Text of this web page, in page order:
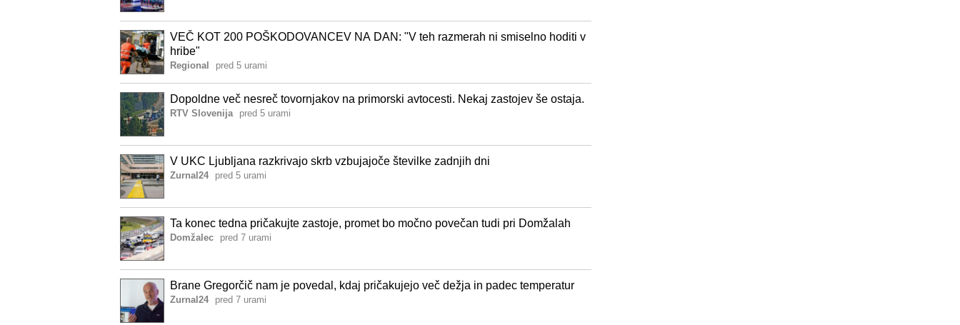
VEČ KOT 200 POŠKODOVANCEV NA DAN: "V teh razmerah ni smiselno hoditi v
hribe"
Regional pred 5 urami
Dopoldne več nesreč tovornjakov na primorski avtocesti. Nekaj zastojev še ostaja.
RTV Slovenija pred 5 urami
V UKC Ljubljana razkrivajo skrb vzbujajoče številke zadnjih dni
Zurnal24 pred 5 urami
Ta konec tedna pričakujte zastoje, promet bo močno povečan tudi pri Domžalah
Domžalec pred 7 urami
Brane Gregorčič nam je povedal, kdaj pričakujejo več dežja in padec temperatur
Zurnal24 pred 7 urami